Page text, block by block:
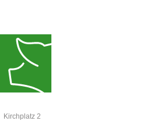
Kirchplatz 2